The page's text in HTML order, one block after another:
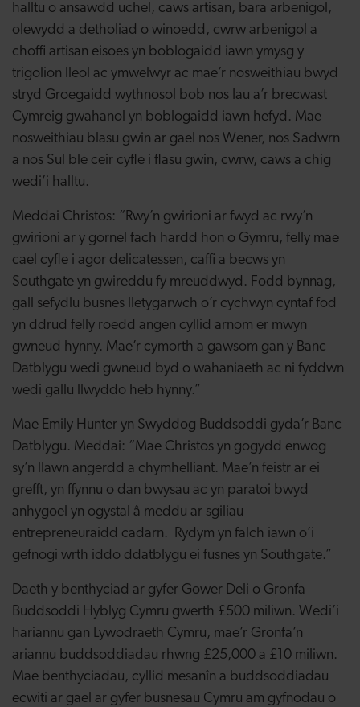
halltu o ansawdd uchel, caws artisan, bara arbenigol,
olewydd a detholiad o winoedd, cwrw arbenigol a
choffi artisan eisoes yn boblogaidd iawn ymysg y
trigolion lleol ac ymwelwyr ac mae’r nosweithiau bwyd
stryd Groegaidd wythnosol bob nos Iau a’r brecwast
Cymreig gwahanol yn boblogaidd iawn hefyd. Mae
nosweithiau blasu gwin ar gael nos Wener, nos Sadwrn
a nos Sul ble ceir cyfle i flasu gwin, cwrw, caws a chig
wedi’i halltu.
Meddai Christos: “Rwy’n gwirioni ar fwyd ac rwy’n
gwirioni ar y gornel fach hardd hon o Gymru, felly mae
cael cyfle i agor delicatessen, caffi a becws yn
Southgate yn gwireddu fy mreuddwyd. Fodd bynnag,
gall sefydlu busnes lletygarwch o’r cychwyn cyntaf fod
yn ddrud felly roedd angen cyllid arnom er mwyn
gwneud hynny. Mae’r cymorth a gawsom gan y Banc
Datblygu wedi gwneud byd o wahaniaeth ac ni fyddwn
wedi gallu llwyddo heb hynny.”
Mae Emily Hunter yn Swyddog Buddsoddi gyda’r Banc
Datblygu. Meddai: “Mae Christos yn gogydd enwog
sy’n llawn angerdd a chymhelliant. Mae’n feistr ar ei
grefft, yn ffynnu o dan bwysau ac yn paratoi bwyd
anhygoel yn ogystal â meddu ar sgiliau
entrepreneuraidd cadarn. Rydym yn falch iawn o’i
gefnogi wrth iddo ddatblygu ei fusnes yn Southgate.”
Daeth y benthyciad ar gyfer Gower Deli o Gronfa
Buddsoddi Hyblyg Cymru gwerth £500 miliwn. Wedi’i
hariannu gan Lywodraeth Cymru, mae’r Gronfa’n
ariannu buddsoddiadau rhwng £25,000 a £10 miliwn.
Mae benthyciadau, cyllid mesanîn a buddsoddiadau
ecwiti ar gael ar gyfer busnesau Cymru am gyfnodau o